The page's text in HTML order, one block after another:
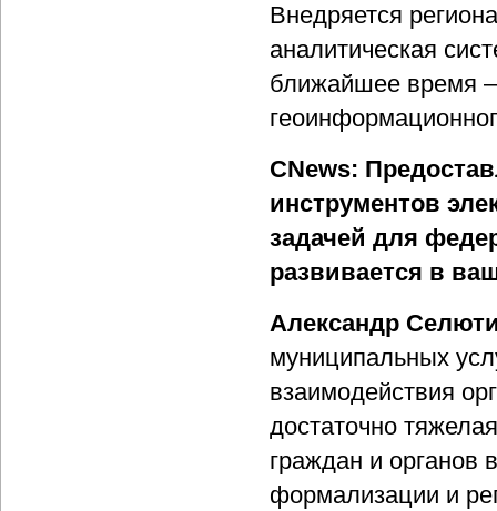
Внедряется
аналитическая
ближайшее время –
CNews:
инструментов
задачей для
развивается в
Александр
муниципальных
взаимодействия
достаточно
граждан и органов
формализации и